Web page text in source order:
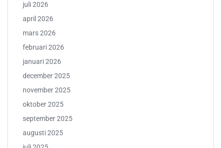
juli 2026
april 2026
mars 2026
februari 2026
januari 2026
december 2025
november 2025
oktober 2025
september 2025
augusti 2025